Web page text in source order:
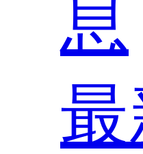
息